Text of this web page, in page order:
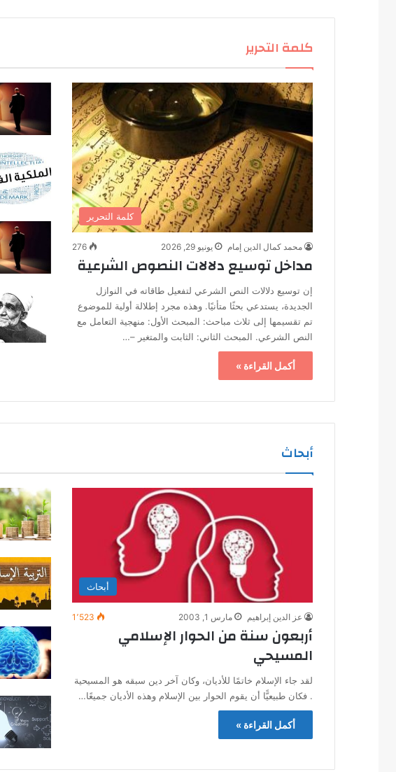
كلمة التحرير
كلمة التحرير
محمد كمال الدين إمام يونيو 29, 2026 276
مداخل توسيع دلالات النصوص الشرعية
إن توسيع دلالات النص الشرعي لتفعيل طاقاته في النوازل
الجديدة، يستدعي بحثًا متأنيًا. وهذه مجرد إطلالة أولية للموضوع
تم تقسيمها إلى ثلاث مباحث: المبحث الأول: منهجية التعامل مع
النص الشرعي. المبحث الثاني: الثابت والمتغير –…
أكمل القراءة »
أبحاث
أبحاث
عز الدين إبراهيم مارس 1, 2003 1٬523
أربعون سنة من الحوار الإسلامي
المسيحي
لقد جاء الإسلام خاتمًا للأديان، وكان آخر دين سبقه هو المسيحية
. فكان طبيعيًّا أن يقوم الحوار بين الإسلام وهذه الأديان جميعًا…
أكمل القراءة »